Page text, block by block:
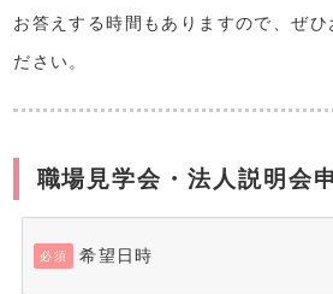
お答えする時間もありますので、ぜひ
ださい。
職場見学会・法人説明会
必須 希望日時